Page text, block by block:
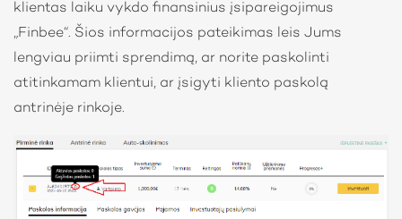
klientas laiku vykdo finansinius įsipareigojimus
„Finbee“. Šios informacijos pateikimas leis Jums
lengviau priimti sprendimą, ar norite paskolinti
atitinkamam klientui, ar įsigyti kliento paskolą
antrinėje rinkoje.